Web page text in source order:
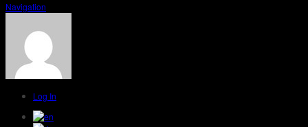
Navigation
Log In